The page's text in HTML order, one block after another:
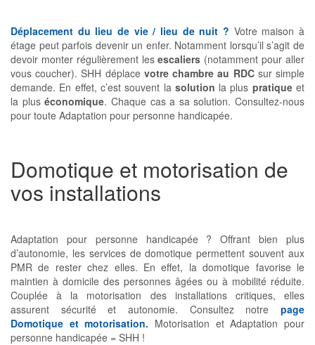
Déplacement du lieu de vie / lieu de nuit ? Votre maison à
étage peut parfois devenir un enfer. Notamment lorsqu’il s’agit de
devoir monter régulièrement lesescaliers (notamment pour aller
vous coucher). SHH déplace votre chambre au RDCsur simple
demande. En effet, c’est souvent la solution la plus pratiqueet
la pluséconomique. Chaque cas a sa solution. Consultez-nous
pour toute Adaptation pour personne handicapée.
Domotique et motorisation de
vos installations
Adaptation pour personne handicapée ? Offrant bien plus
d’autonomie, les services de domotique permettent souvent aux
PMR de rester chez elles. En effet, la domotique favorise le
maintien à domicile des personnes âgées ou à mobilité réduite.
Couplée à la motorisation des installations critiques, elles
assurent sécurité et autonomie. Consultez notre page
Domotique et motorisation. Motorisation et Adaptation pour
personne handicapée = SHH !